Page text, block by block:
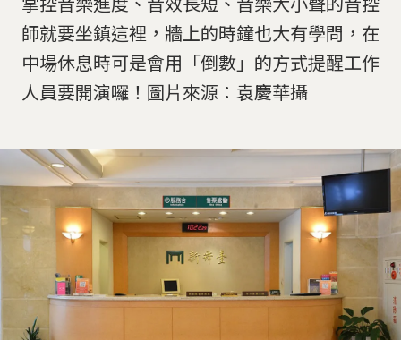
師就要坐鎮這裡，牆上的時鐘也大有學問，在
中場休息時可是會用「倒數」的方式提醒工作
人員要開演囉！圖片來源：袁慶華攝